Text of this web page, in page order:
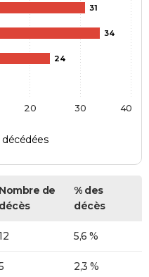
31
34
24
décédées
20 30 40
Nombre de
décès
% des
décès
5,6 %
2,3 %